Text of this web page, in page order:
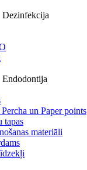
Dezinfekcija
Endodontija
un Paper points
tapas
materiāli